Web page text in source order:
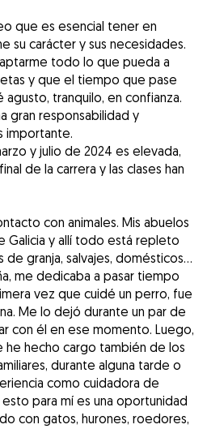
que es esencial tener en
su carácter y sus necesidades.
todo lo que pueda a
y que el tiempo que pase
tranquilo, en confianza.
gran responsabilidad y
importante.
y julio de 2024 es elevada,
de la carrera y las clases han
con animales. Mis abuelos
Galicia y allí todo está repleto
granja, salvajes, domésticos…
me dedicaba a pasar tiempo
vez que cuidé un perro, fue
Me lo dejó durante un par de
con él en ese momento. Luego,
he hecho cargo también de los
durante alguna tarde o
como cuidadora de
para mí es una oportunidad
con gatos, hurones, roedores,